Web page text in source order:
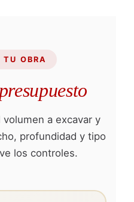
OBRA
presupuesto
a excavar y
profundidad y tipo
los controles.